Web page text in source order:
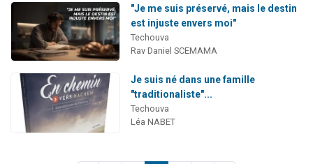
"Je me suis préservé, mais le destin
est injuste envers moi"
Techouva
Rav Daniel SCEMAMA
Je suis né dans une famille
"traditionaliste"...
Techouva
Léa NABET